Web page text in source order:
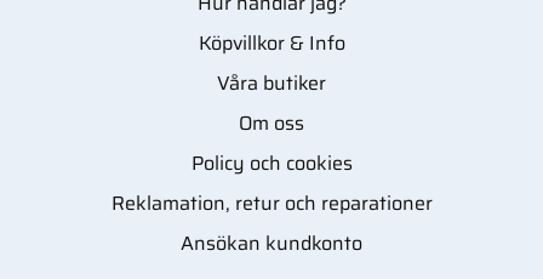
Köpvillkor & Info
Våra butiker
Om oss
Policy och cookies
Reklamation, retur och reparationer
Ansökan kundkonto